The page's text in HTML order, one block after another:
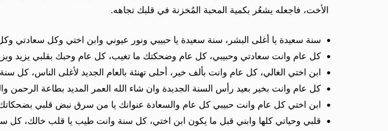
الأخت، فاجعله يشعُر بكمية المحبة المُخزنة في قلبك تجاهه.
سنة سعيدة يا أغلى البشر، سنة سعيدة يا حبيبي ونور عيوني وابن اختي وكل
كل عام وانت سعادتي وحبيبي، كل عام وضحكتك ما تغيب، كل عام وحبك بقلبي يزيد
ابن اختي الغالي، كل عام وانت بألف خير، أحلى تهنئة بالعام الجديد لأغلى الناس، كل
كل عام وانت بخير بعيد رأس السنة الجديدة وان شاء الله العمر المديد بطاعة الرحمن
ابن اختي كل عام وانت حبيبي كل عام والسعادة عنوانك يا من سرق نبض قلبي
قلبي وحياتي كلها وابني قبل ما يكون ابن اختي، كل سنة وانت طيب يا قلب خالك،